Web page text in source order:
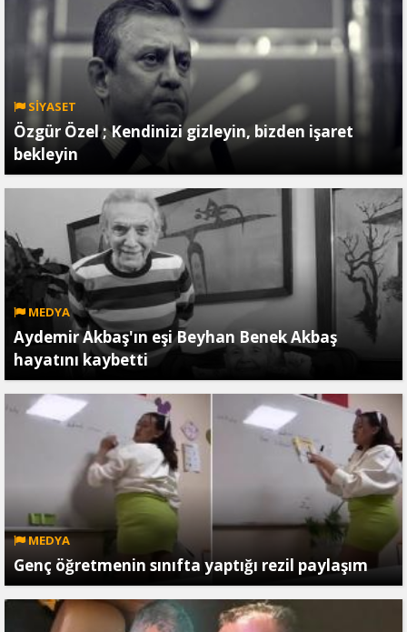
SİYASET
Özgür Özel ; Kendinizi gizleyin, bizden işaret
bekleyin
MEDYA
Aydemir Akbaş'ın eşi Beyhan Benek Akbaş
hayatını kaybetti
MEDYA
Genç öğretmenin sınıfta yaptığı rezil paylaşım